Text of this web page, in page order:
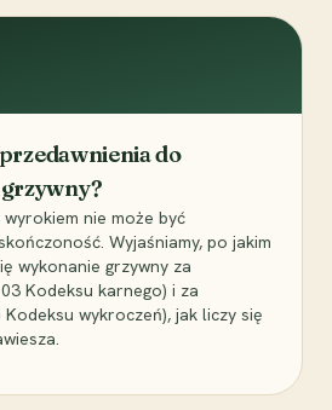
do
nie może być
Wyjaśniamy, po jakim
wykonanie grzywny za
Kodeksu karnego) i za
wykroczeń), jak liczy się